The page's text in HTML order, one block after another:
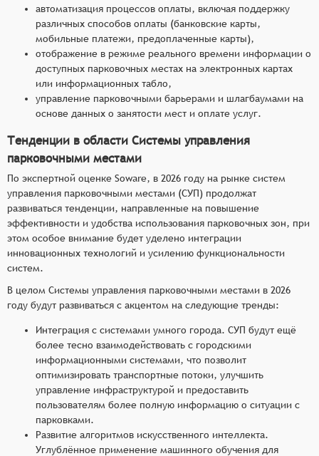
автоматизация процессов оплаты, включая поддержку
различных способов оплаты (банковские карты,
мобильные платежи, предоплаченные карты),
отображение в режиме реального времени информации о
доступных парковочных местах на электронных картах
или информационных табло,
управление парковочными барьерами и шлагбаумами на
основе данных о занятости мест и оплате услуг.
Тенденции в области Системы управления
парковочными местами
По экспертной оценке Soware, в 2026 году на рынке систем
управления парковочными местами (СУП) продолжат
развиваться тенденции, направленные на повышение
эффективности и удобства использования парковочных зон, при
этом особое внимание будет уделено интеграции
инновационных технологий и усилению функциональности
систем.
В целом Системы управления парковочными местами в 2026
году будут развиваться с акцентом на следующие тренды:
Интеграция с системами умного города. СУП будут ещё
более тесно взаимодействовать с городскими
информационными системами, что позволит
оптимизировать транспортные потоки, улучшить
управление инфраструктурой и предоставить
пользователям более полную информацию о ситуации с
парковками.
Развитие алгоритмов искусственного интеллекта.
Углублённое применение машинного обучения для